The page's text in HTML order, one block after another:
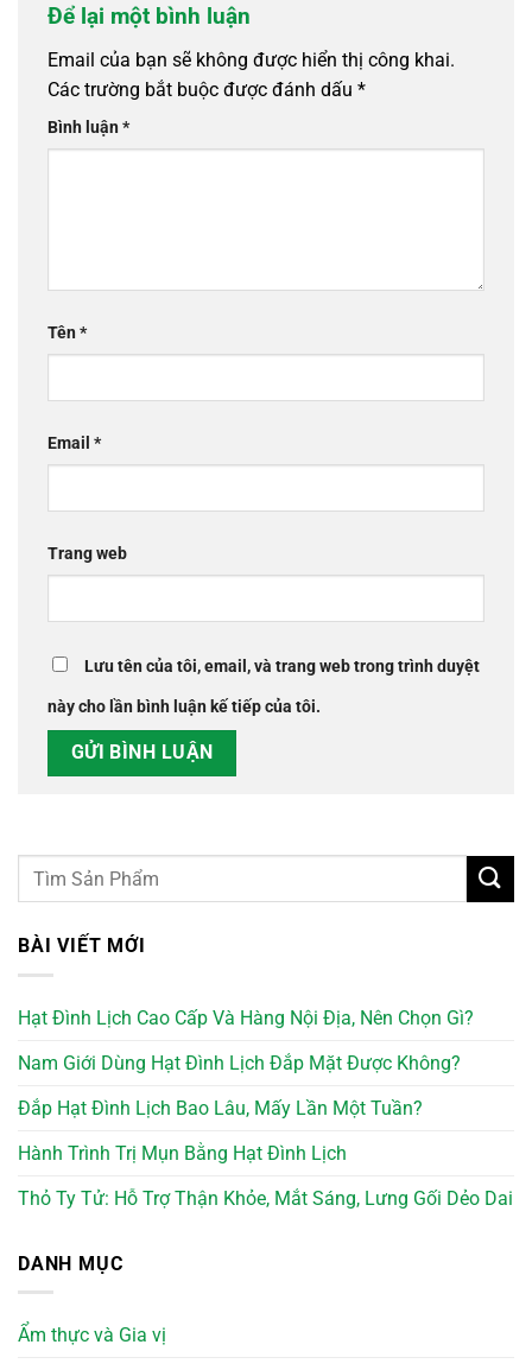
Để lại một bình luận
Email của bạn sẽ không được hiển thị công khai.
Các trường bắt buộc được đánh dấu *
Bình luận*
Tên*
Email *
Trang web
Lưu tên của tôi, email, và trang web trong trình duyệt
này cho lần bình luận kế tiếp của tôi.
BÀI VIẾT MỚI
Hạt Đình Lịch Cao Cấp Và Hàng Nội Địa, Nên Chọn Gì?
Nam Giới Dùng Hạt Đình Lịch Đắp Mặt Được Không?
Đắp Hạt Đình Lịch Bao Lâu, Mấy Lần Một Tuần?
Hành Trình Trị Mụn Bằng Hạt Đình Lịch
Thỏ Ty Tử: Hỗ Trợ Thận Khỏe, Mắt Sáng, Lưng Gối Dẻo Dai
DANH MỤC
Ẩm thực và Gia vị